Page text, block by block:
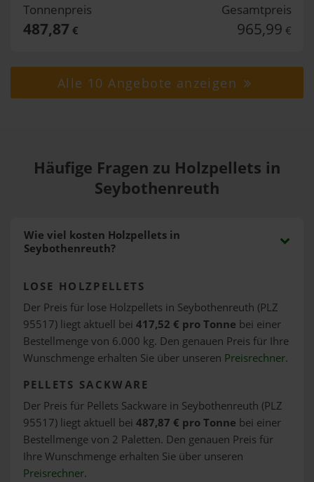
Tonnenpreis
487,87 €
Gesamtpreis
965,99 €
Alle 10 Angebote anzeigen
Häufige Fragen zu Holzpellets in
Seybothenreuth
Wie viel kosten Holzpellets in
Seybothenreuth?
LOSE HOLZPELLETS
Der Preis für lose Holzpellets in Seybothenreuth (PLZ
95517) liegt aktuell bei 417,52 € pro Tonne bei einer
Bestellmenge von 6.000 kg. Den genauen Preis für Ihre
Wunschmenge erhalten Sie über unseren Preisrechner.
PELLETS SACKWARE
Der Preis für Pellets Sackware in Seybothenreuth (PLZ
95517) liegt aktuell bei 487,87 € pro Tonne bei einer
Bestellmenge von 2 Paletten. Den genauen Preis für
Ihre Wunschmenge erhalten Sie über unseren
Preisrechner.